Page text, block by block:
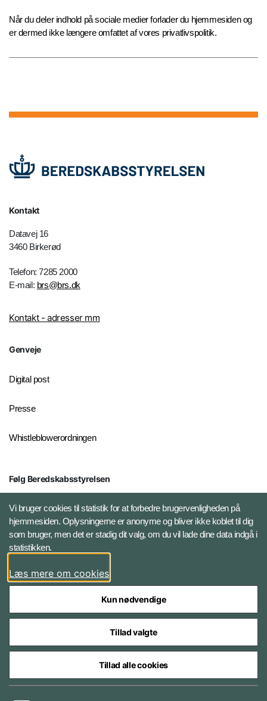
Når du deler indhold på sociale medier forlader du hjemmesiden og
er dermed ikke længere omfattet af vores privatlivspolitik.
Kontakt
Datavej 16
3460 Birkerød
Telefon: 7285 2000
E-mail: brs@brs.dk
Kontakt - adresser mm
Genveje
Digital post
Presse
Whistleblowerordningen
Følg Beredskabsstyrelsen
X BRSdk
LinkedIn BRS-profil
Vi bruger cookies til statistik for at forbedre brugervenligheden på
hjemmesiden. Oplysningerne er anonyme og bliver ikke koblet til dig
som bruger, men det er stadig dit valg, om du vil lade dine data indgå i
statistikken.
Læs mere om cookies
Kun nødvendige
Tillad valgte
Tillad alle cookies